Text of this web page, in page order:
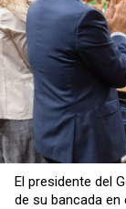
El presidente del
de su bancada en